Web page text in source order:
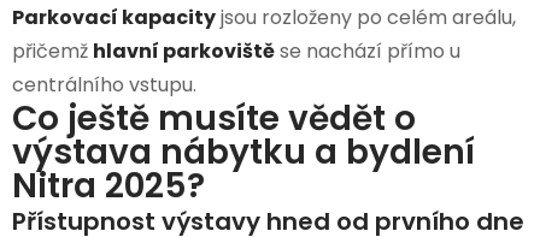
Parkovací kapacityjsou rozloženy po celém areálu,
přičemž hlavní parkovištěse nachází přímo u
centrálního vstupu.
Co ještě musíte vědět o
výstava nábytku a bydlení
Nitra 2025​?
Přístupnost výstavy hned od prvního dne